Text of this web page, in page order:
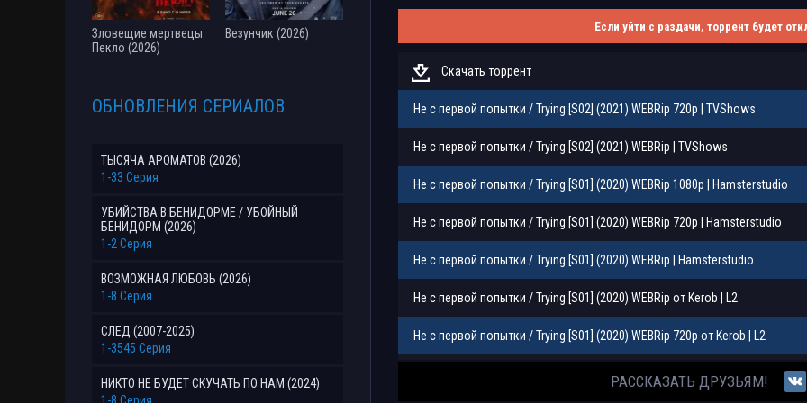
Если уйти с раздачи, торрент будет
Скачать торрент
Не с первой попытки / Trying [S02] (2021) WEBRip 720p | TVShows
Не с первой попытки / Trying [S02] (2021) WEBRip | TVShows
Не с первой попытки / Trying [S01] (2020) WEBRip 1080p | Hamsterstudio
Не с первой попытки / Trying [S01] (2020) WEBRip 720p | Hamsterstudio
Не с первой попытки / Trying [S01] (2020) WEBRip | Hamsterstudio
Не с первой попытки / Trying [S01] (2020) WEBRip от Kerob | L2
Не с первой попытки / Trying [S01] (2020) WEBRip 720p от Kerob | L2
РАССКАЗАТЬ ДРУЗЬЯМ!
Зловещие мертвецы:
Пекло (2026)
Везунчик (2026)
ОБНОВЛЕНИЯ СЕРИАЛОВ
ТЫСЯЧА АРОМАТОВ (2026)
1-33 Серия
УБИЙСТВА В БЕНИДОРМЕ / УБОЙНЫЙ
БЕНИДОРМ (2026)
1-2 Серия
ВОЗМОЖНАЯ ЛЮБОВЬ (2026)
1-8 Серия
СЛЕД (2007-2025)
1-3545 Серия
НИКТО НЕ БУДЕТ СКУЧАТЬ ПО НАМ (2024)